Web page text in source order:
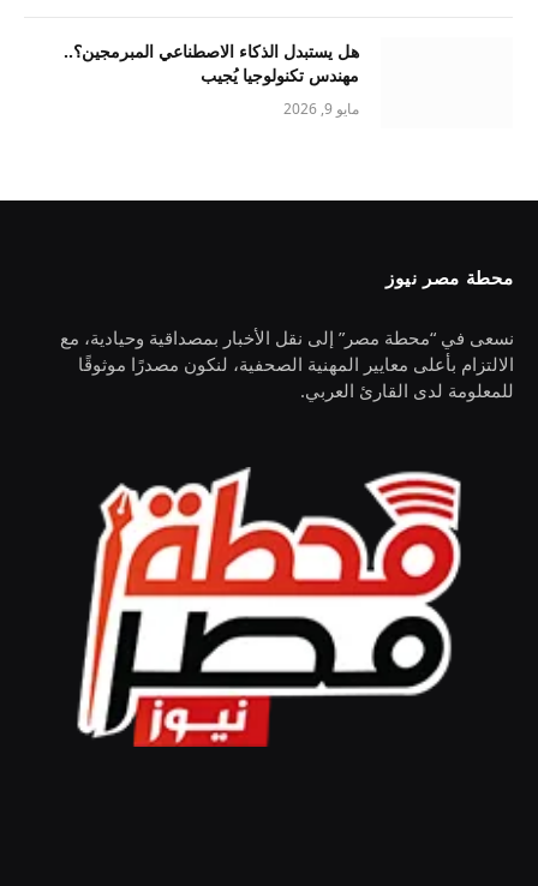
هل يستبدل الذكاء الاصطناعي المبرمجين؟..
مهندس تكنولوجيا يُجيب
مايو 9, 2026
محطة مصر نيوز
نسعى في “محطة مصر” إلى نقل الأخبار بمصداقية وحيادية، مع
الالتزام بأعلى معايير المهنية الصحفية، لنكون مصدرًا موثوقًا
للمعلومة لدى القارئ العربي.